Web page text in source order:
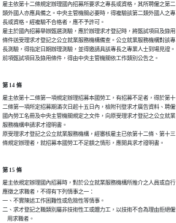
雇主依第十二條規定辦理國內招募所要求之專長或資格，其所聘僱之第二
類外國人亦應具備之。中央主管機關必要時，得複驗該第二類外國人之專
長或資格。經複驗不合格者，應不予許可。
雇主於國內招募舉辦甄選測驗，應於辦理求才登記時，將甄試項目及錄用
條件送受理求才登記之公立就業服務機構備查。公立就業服務機構對該專
長測驗，得指定日期辦理測驗，並得邀請具該專長之專業人士到場見證。
前項甄試項目及錄用條件，得由中央主管機關依工作類別公告之。
第 14 條
雇主依第十二條第一項規定辦理招募本國勞工，有招募不足者，得於第十
二條第一項所定招募期滿次日起十五日內，檢附刊登求才廣告資料、聘僱
國內勞工名冊及中央主管機關規定之文件，向原受理求才登記之公立就業
服務機構申請求才證明書。
原受理求才登記之公立就業服務機構，經審核雇主已依第十二條、第十三
條規定辦理者，就招募本國勞工不足額之情形，應開具求才證明書。
第 15 條
雇主依規定辦理國內招募時，對於公立就業服務機構所推介之人員或自行
應徵之求職者，不得有下列情事之一：
一、不實陳述工作困難性或危險性等情事。
二、求才登記之職類別屬非技術性工或體力工，以技術不合為理由拒絕僱
    用求職者。